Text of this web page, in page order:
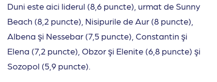
Duni este aici liderul (8,6 puncte), urmat de Sunny
Beach (8,2 puncte), Nisipurile de Aur (8 puncte),
Albena şi Nessebar (7,5 puncte), Constantin şi
Elena (7,2 puncte), Obzor şi Elenite (6,8 puncte) şi
Sozopol (5,9 puncte).